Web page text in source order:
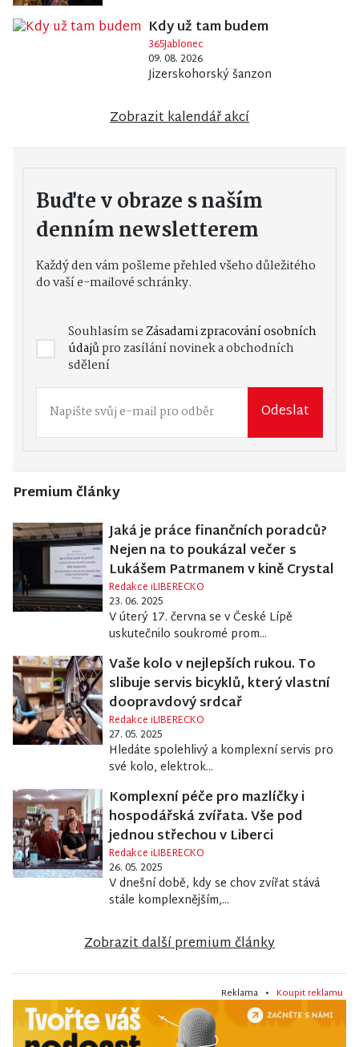
Kdy už tam budem
365Jablonec
09. 08. 2026
Jizerskohorský šanzon
Zobrazit kalendář akcí
Buďte v obraze s naším
denním newsletterem
Každý den vám pošleme přehled všeho důležitého
do vaší e-mailové schránky.
Souhlasím seZásadami zpracování osobních
údajůpro zasílání novinek a obchodních
sdělení
Odeslat
Premium články
Jaká je práce finančních poradců?
Nejen na to poukázal večer s
Lukášem Patrmanem v kině Crystal
Redakce iLIBERECKO
23. 06. 2025
V úterý 17. června se v České Lípě
uskutečnilo soukromé prom...
Vaše kolo v nejlepších rukou. To
slibuje servis bicyklů, který vlastní
doopravdový srdcař
Redakce iLIBERECKO
27. 05. 2025
Hledáte spolehlivý a komplexní servis pro
své kolo, elektrok...
Komplexní péče pro mazlíčky i
hospodářská zvířata. Vše pod
jednou střechou v Liberci
Redakce iLIBERECKO
26. 05. 2025
V dnešní době, kdy se chov zvířat stává
stále komplexnějším,...
Zobrazit další premium články
Reklama • Koupit reklamu